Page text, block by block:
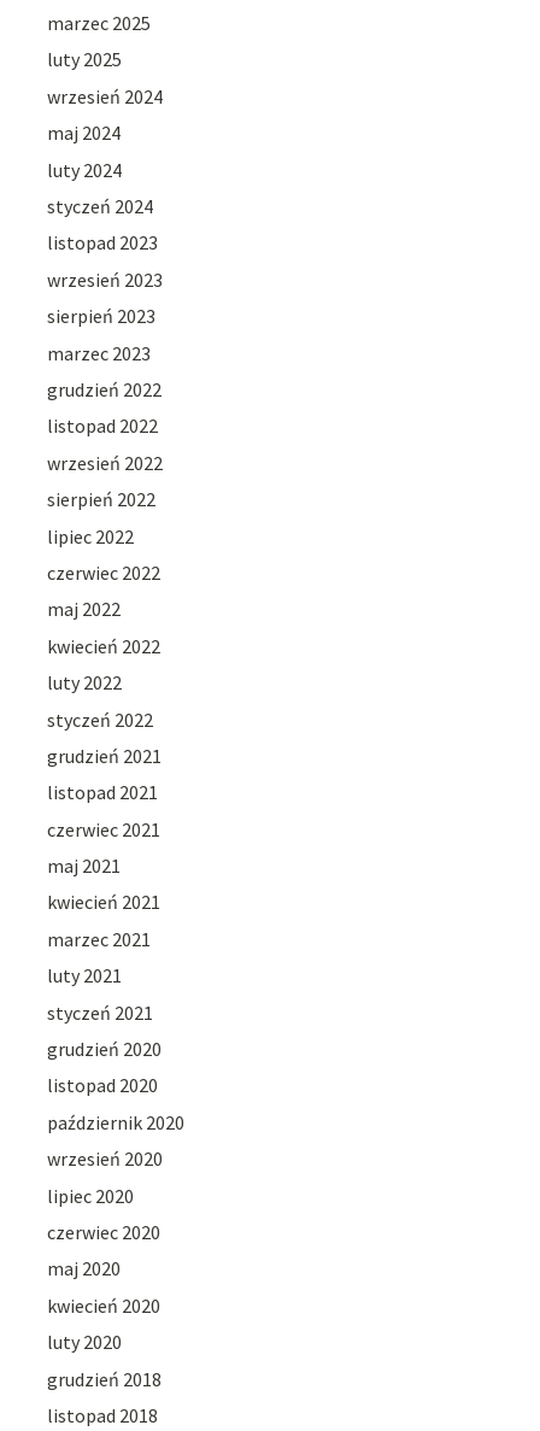
marzec 2025
luty 2025
wrzesień 2024
maj 2024
luty 2024
styczeń 2024
listopad 2023
wrzesień 2023
sierpień 2023
marzec 2023
grudzień 2022
listopad 2022
wrzesień 2022
sierpień 2022
lipiec 2022
czerwiec 2022
maj 2022
kwiecień 2022
luty 2022
styczeń 2022
grudzień 2021
listopad 2021
czerwiec 2021
maj 2021
kwiecień 2021
marzec 2021
luty 2021
styczeń 2021
grudzień 2020
listopad 2020
październik 2020
wrzesień 2020
lipiec 2020
czerwiec 2020
maj 2020
kwiecień 2020
luty 2020
grudzień 2018
listopad 2018